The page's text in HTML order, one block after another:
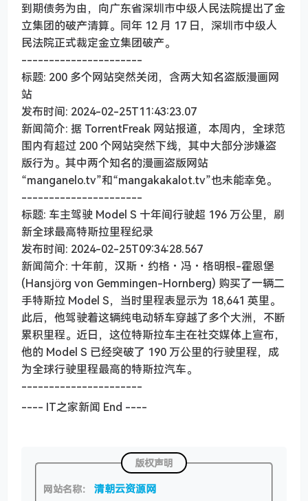
到期债务为由，向广东省深圳市中级人民法院提出了金
立集团的破产清算。同年 12 月 17 日，深圳市中级人
民法院正式裁定金立集团破产。
----------------------
标题: 200 多个网站突然关闭，含两大知名盗版漫画网
站
发布时间: 2024-02-25T11:43:23.07
新闻简介: 据 TorrentFreak 网站报道，本周内，全球范
围内有超过 200 个网站突然下线，其中大部分涉嫌盗
版行为。其中两个知名的漫画盗版网站
“manganelo.tv”和“mangakakalot.tv”也未能幸免。
----------------------
标题: 车主驾驶 Model S 十年间行驶超 196 万公里，刷
新全球最高特斯拉里程纪录
发布时间: 2024-02-25T09:34:28.567
新闻简介: 十年前，汉斯・约格・冯・格明根-霍恩堡
(Hansjörg von Gemmingen-Hornberg) 购买了一辆二
手特斯拉 Model S，当时里程表显示为 18,641 英里。
此后，他驾驶着这辆纯电动轿车穿越了多个大洲，不断
累积里程。近日，这位特斯拉车主在社交媒体上宣布，
他的 Model S 已经突破了 190 万公里的行驶里程，成
为全球行驶里程最高的特斯拉汽车。
----------------------
---- IT之家新闻 End ----
版权声明
网站名称： 清朝云资源网